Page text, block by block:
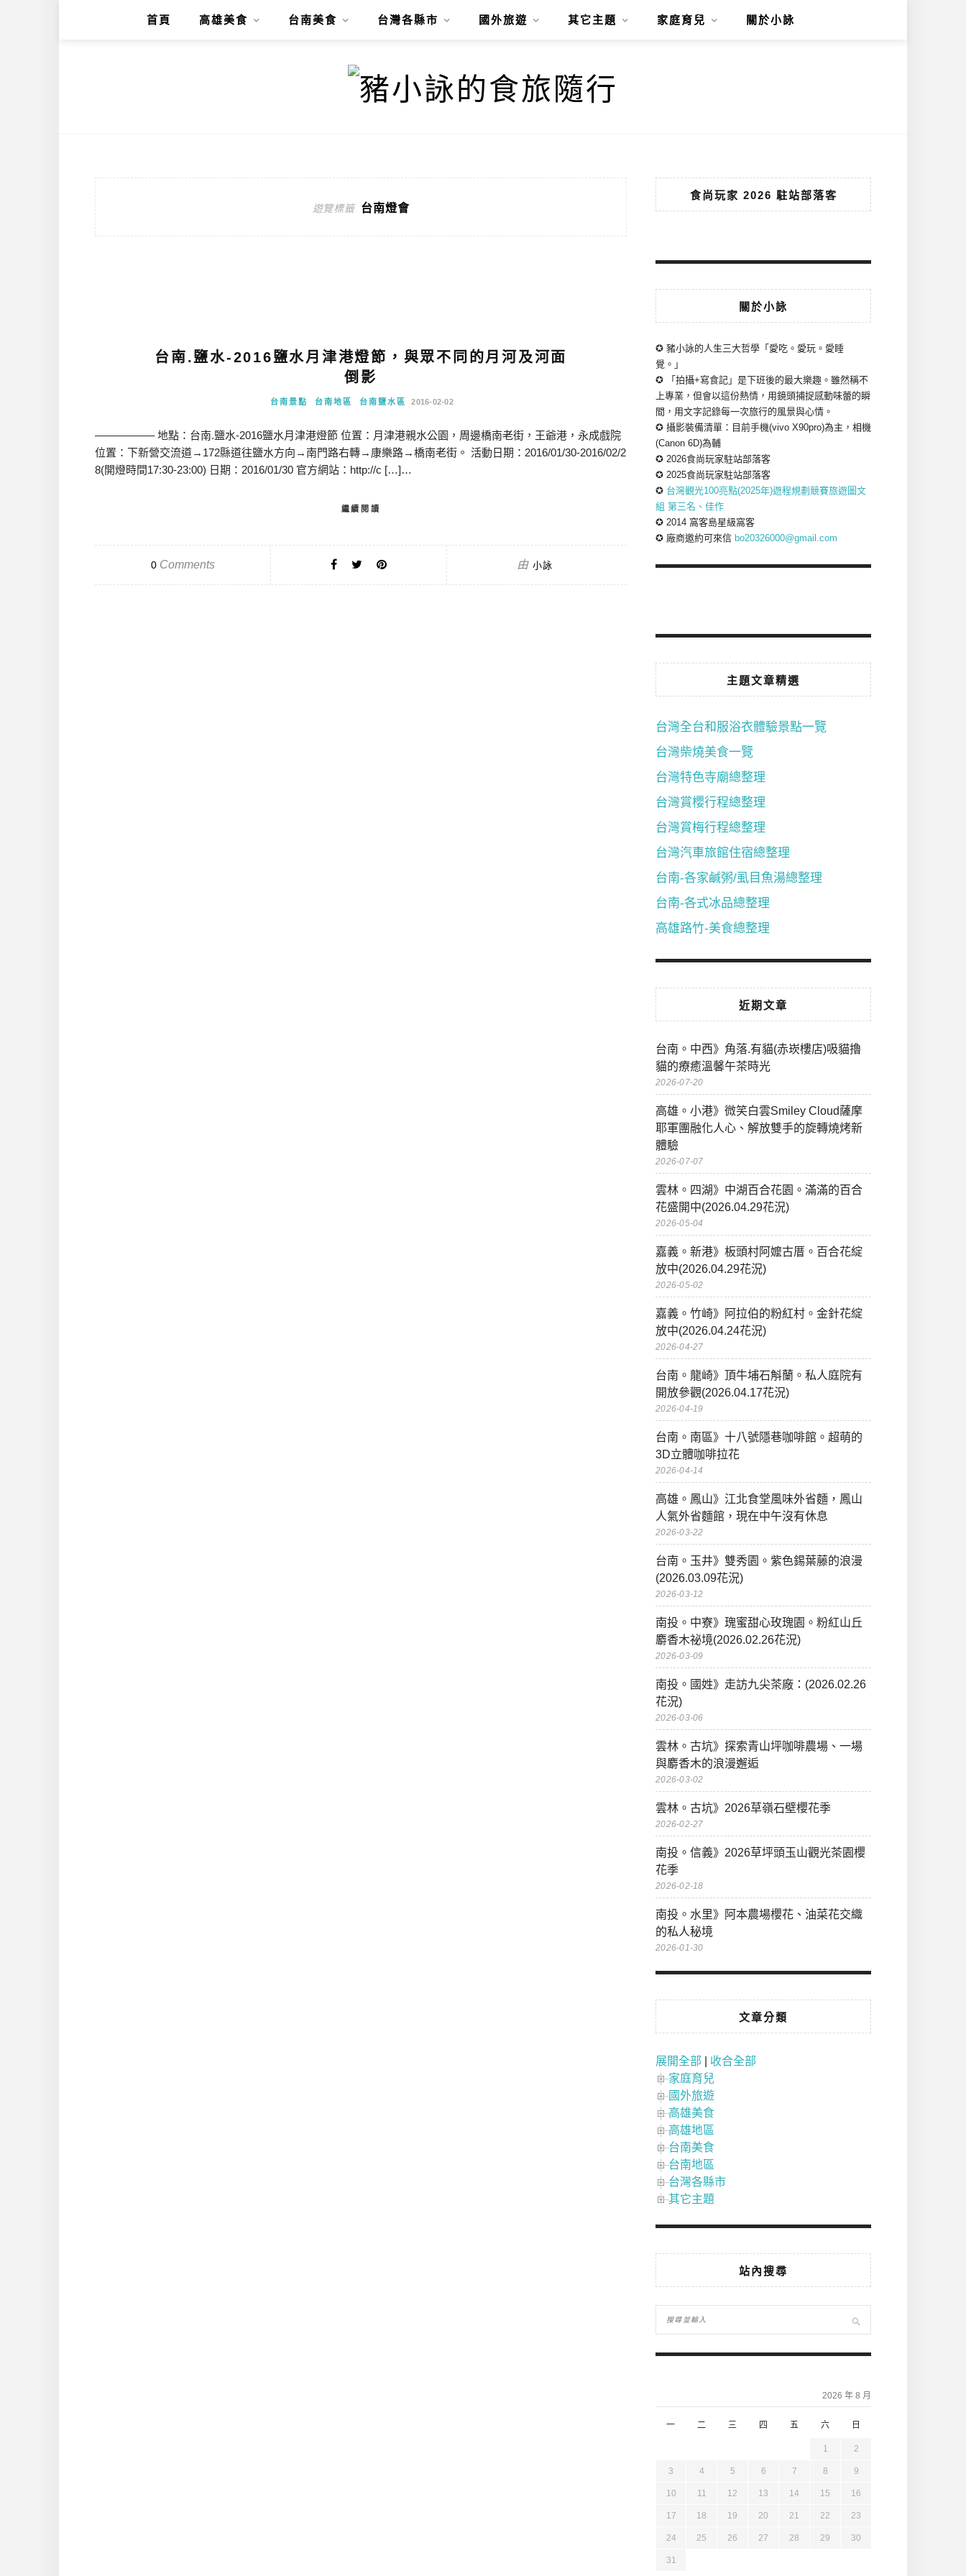
首頁 高雄美食 台南美食 台灣各縣市 國外旅遊 其它主題 家庭育兒 關於小詠
遊覽標籤 台南燈會
台南.鹽水-2016鹽水月津港燈節，與眾不同的月河及河面
倒影
台南景點 台南地區 台南鹽水區 2016-02-02
—————– 地點：台南.鹽水-2016鹽水月津港燈節 位置：月津港親水公園，周邊橋南老街，王爺港，永成戲院
位置：下新營交流道→172縣道往鹽水方向→南門路右轉→康樂路→橋南老街。 活動日期：2016/01/30-2016/02/2
8(開燈時間17:30-23:00) 日期：2016/01/30 官方網站：http://c […]…
繼續閱讀
0Comments 由 小詠
食尚玩家 2026 駐站部落客
關於小詠
✪ 豬小詠的人生三大哲學「愛吃。愛玩。愛睡
覺。」
✪ 「拍攝+寫食記」是下班後的最大樂趣。雖然稱不
上專業，但會以這份熱情，用鏡頭捕捉感動味蕾的瞬
間，用文字記錄每一次旅行的風景與心情。
✪ 攝影裝備清單：目前手機(vivo X90pro)為主，相機
(Canon 6D)為輔
✪ 2026食尚玩家駐站部落客
✪ 2025食尚玩家駐站部落客
✪ 台灣觀光100亮點(2025年)遊程規劃競賽旅遊圖文
組 第三名、佳作
✪ 2014 窩客島星級窩客
✪ 廠商邀約可來信 bo20326000@gmail.com
主題文章精選
台灣全台和服浴衣體驗景點一覽
台灣柴燒美食一覽
台灣特色寺廟總整理
台灣賞櫻行程總整理
台灣賞梅行程總整理
台灣汽車旅館住宿總整理
台南-各家鹹粥/虱目魚湯總整理
台南-各式冰品總整理
高雄路竹-美食總整理
近期文章
台南。中西》角落.有貓(赤崁樓店)吸貓擼
貓的療癒溫馨午茶時光
2026-07-20
高雄。小港》微笑白雲Smiley Cloud薩摩
耶軍團融化人心、解放雙手的旋轉燒烤新
體驗
2026-07-07
雲林。四湖》中湖百合花園。滿滿的百合
花盛開中(2026.04.29花況)
2026-05-04
嘉義。新港》板頭村阿嬤古厝。百合花綻
放中(2026.04.29花況)
2026-05-02
嘉義。竹崎》阿拉伯的粉紅村。金針花綻
放中(2026.04.24花況)
2026-04-27
台南。龍崎》頂牛埔石斛蘭。私人庭院有
開放參觀(2026.04.17花況)
2026-04-19
台南。南區》十八號隱巷咖啡館。超萌的
3D立體咖啡拉花
2026-04-14
高雄。鳳山》江北食堂風味外省麵，鳳山
人氣外省麵館，現在中午沒有休息
2026-03-22
台南。玉井》雙秀園。紫色錫葉藤的浪漫
(2026.03.09花況)
2026-03-12
南投。中寮》瑰蜜甜心玫瑰園。粉紅山丘
麝香木祕境(2026.02.26花況)
2026-03-09
南投。國姓》走訪九尖茶廠：(2026.02.26
花況)
2026-03-06
雲林。古坑》探索青山坪咖啡農場、一場
與麝香木的浪漫邂逅
2026-03-02
雲林。古坑》2026草嶺石壁櫻花季
2026-02-27
南投。信義》2026草坪頭玉山觀光茶園櫻
花季
2026-02-18
南投。水里》阿本農場櫻花、油菜花交織
的私人秘境
2026-01-30
文章分類
展開全部
收合全部
家庭育兒
國外旅遊
高雄美食
高雄地區
台南美食
台南地區
台灣各縣市
其它主題
站內搜尋
2026 年 8 月
一 二 三 四 五 六 日
1 2
3 4 5 6 7 8 9
10 11 12 13 14 15 16
17 18 19 20 21 22 23
24 25 26 27 28 29 30
31